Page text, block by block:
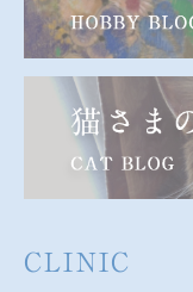
CLINIC